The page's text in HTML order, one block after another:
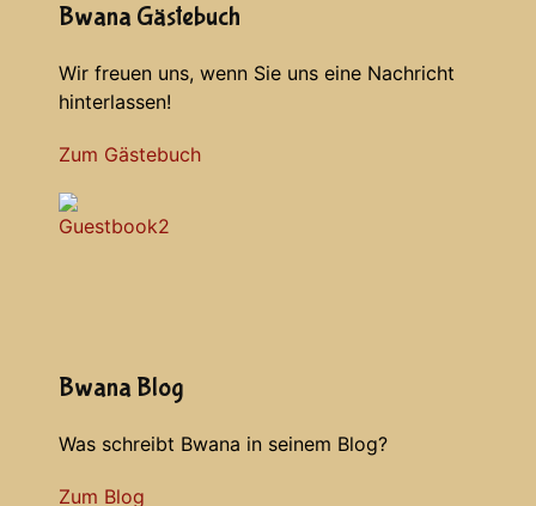
Bwana Gästebuch
Wir freuen uns, wenn Sie uns eine Nachricht
hinterlassen!
Zum Gästebuch
Bwana Blog
Was schreibt Bwana in seinem Blog?
Zum Blog